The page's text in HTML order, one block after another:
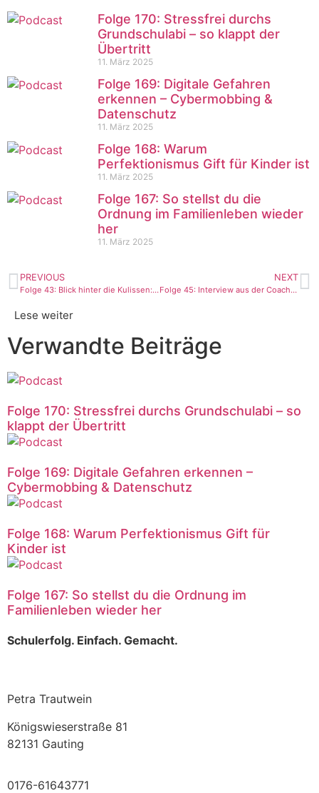
Folge 170: Stressfrei durchs
Grundschulabi – so klappt der
Übertritt
11. März 2025
Folge 169: Digitale Gefahren
erkennen – Cybermobbing &
Datenschutz
11. März 2025
Folge 168: Warum
Perfektionismus Gift für Kinder ist
11. März 2025
Folge 167: So stellst du die
Ordnung im Familienleben wieder
her
11. März 2025
PREVIOUS
Folge 43: Blick hinter die Kulissen: Silvia feiert erste Coaching-Erfolge
NEXT
Folge 45: Interview aus der Coachingpraxis: Null Bock auf Hausaufgaben
Lese weiter
Verwandte Beiträge
Folge 170: Stressfrei durchs Grundschulabi – so
klappt der Übertritt
Folge 169: Digitale Gefahren erkennen –
Cybermobbing & Datenschutz
Folge 168: Warum Perfektionismus Gift für
Kinder ist
Folge 167: So stellst du die Ordnung im
Familienleben wieder her
Schulerfolg. Einfach. Gemacht.
Petra Trautwein
Königswieserstraße 81
82131 Gauting
0176-61643771